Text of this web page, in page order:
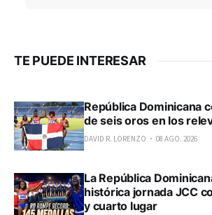
TE PUEDE INTERESAR
República Dominicana
de seis oros en los
DAVID R. LORENZO 08 AGO. 2026
La República
histórica jornada JCC
y cuarto lugar